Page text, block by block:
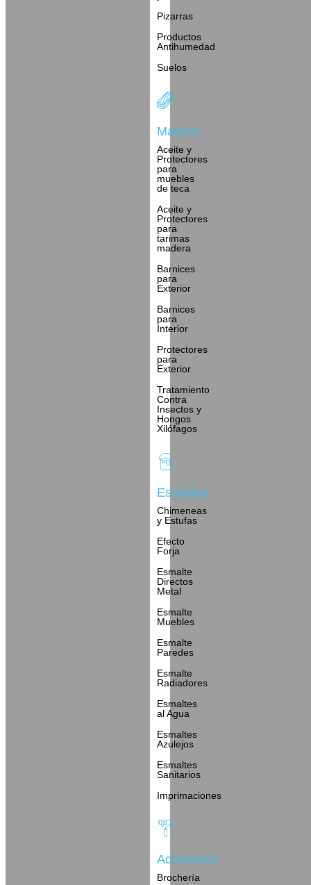
Pizarras
Productos
Antihumedad
Suelos
Madera
Aceite y
Protectores
para
muebles
de teca
Aceite y
Protectores
para
tarimas
madera
Barnices
para
Exterior
Barnices
para
Interior
Protectores
para
Exterior
Tratamiento
Contra
Insectos y
Hongos
Xilófagos
Esmaltes
Chimeneas
y Estufas
Efecto
Forja
Esmalte
Directos
Metal
Esmalte
Muebles
Esmalte
Paredes
Esmalte
Radiadores
Esmaltes
al Agua
Esmaltes
Azulejos
Esmaltes
Sanitarios
Imprimaciones
Accesorios
Brochería